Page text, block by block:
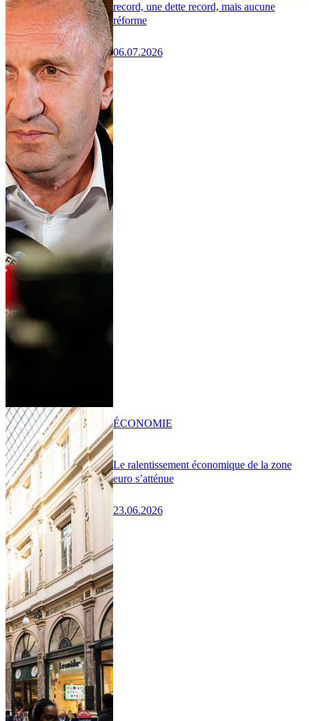
record, une dette record, mais aucune
réforme
06.07.2026
Le ralentissement économique de la zone
euro s’atténue
23.06.2026
ÉCONOMIE